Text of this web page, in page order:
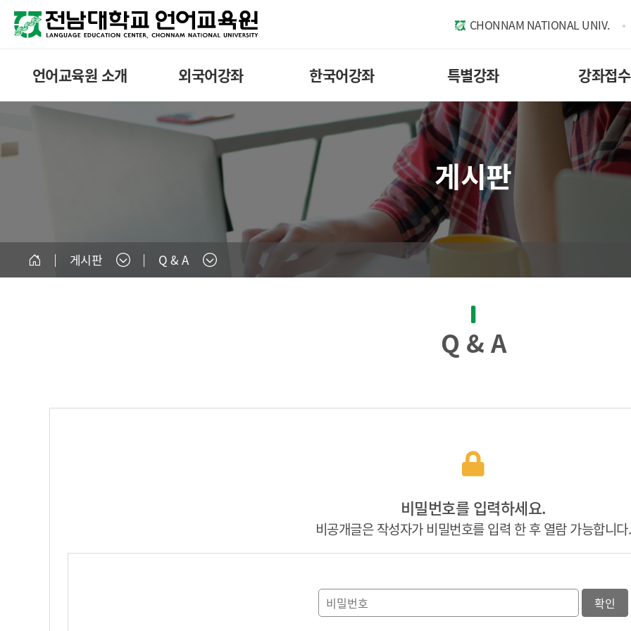
CHONNAM NATIONAL UNIV.
언어교육원 소개 외국어강좌 한국어강좌 특별강좌 강좌접수
게시판 Q & A
게시판
Q & A
비밀번호를 입력하세요.
비공개글은 작성자가 비밀번호를 입력 한 후 열람 가능합니다.